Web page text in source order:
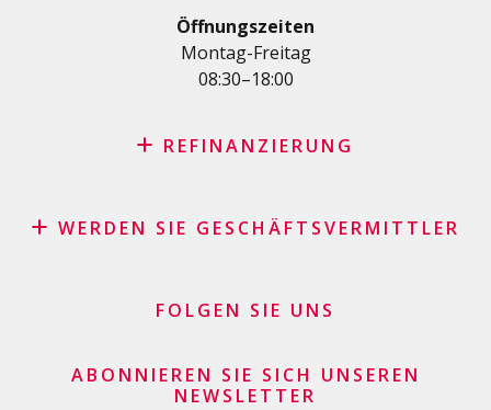
Privatkredit für Selbstständige
KMU-Kredit
Kreditkartenantrag
Öffnungszeiten
Montag-Freitag
08:30–18:00
REFINANZIERUNG
Schweiz
Darlehenskonsolidierung
Kreditkartenantrag
WERDEN SIE GESCHÄFTSVERMITTLER
Geschäftsvermittler Händler und Kaufleute
FOLGEN SIE UNS
ABONNIEREN SIE SICH UNSEREN
NEWSLETTER